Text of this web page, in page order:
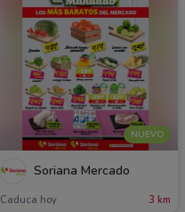
NUEVO
Soriana Mercado
Caduca hoy 3 km